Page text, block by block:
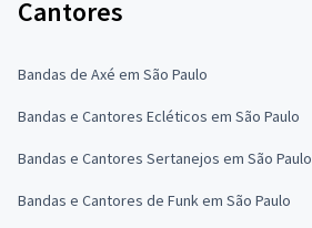
Cantores
Bandas de Axé em São Paulo
Bandas e Cantores Ecléticos em São Paulo
Bandas e Cantores Sertanejos em São Paulo
Bandas e Cantores de Funk em São Paulo